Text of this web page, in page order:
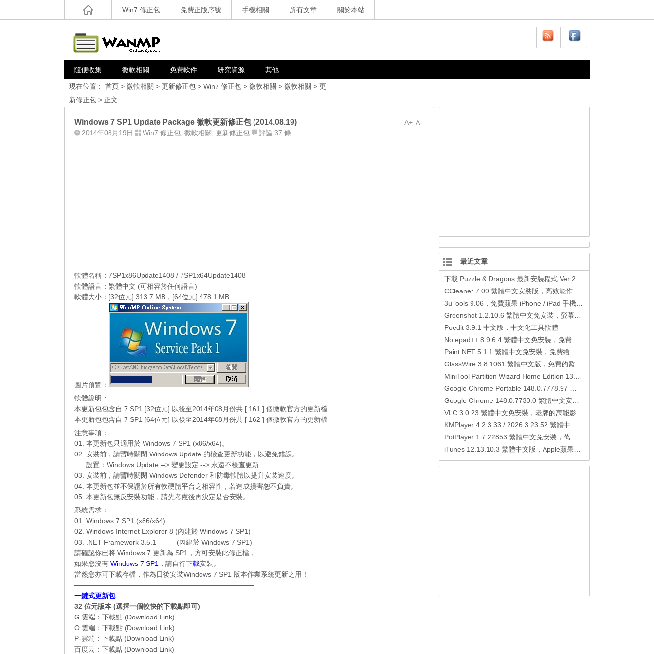
Win7 修正包 免費正版序號 手機相關 所有文章 關於本站
隨便收集 微軟相關 免費軟件 研究資源 其他
現在位置： 首頁 > 微軟相關 > 更新修正包 > Win7 修正包 > 微軟相關 > 微軟相關 > 更
新修正包 > 正文
A-
A+
Windows 7 SP1 Update Package 微軟更新修正包 (2014.08.19)
2014年08月19日 Win7 修正包 微軟相關 更新修正包 評論 37 條
軟體名稱：7SP1x86Update1408 / 7SP1x64Update1408
軟體語言：繁體中文 (可相容於任何語言)
軟體大小：[32位元] 313.7 MB，[64位元] 478.1 MB
圖片預覽：
軟體說明：
本更新包包含自 7 SP1 [32位元] 以後至2014年08月份共 [ 161 ] 個微軟官方的更新檔
本更新包包含自 7 SP1 [64位元] 以後至2014年08月份共 [ 162 ] 個微軟官方的更新檔
注意事項：
01. 本更新包只適用於 Windows 7 SP1 (x86/x64)。
02. 安裝前，請暫時關閉 Windows Update 的檢查更新功能，以避免錯誤。
設置：Windows Update --> 變更設定 --> 永遠不檢查更新
03. 安裝前，請暫時關閉 Windows Defender 和防毒軟體以提升安裝速度。
04. 本更新包並不保證於所有軟硬體平台之相容性，若造成損害恕不負責。
05. 本更新包無反安裝功能，請先考慮後再決定是否安裝。
系統需求：
01. Windows 7 SP1 (x86/x64)
02. Windows Internet Explorer 8 (內建於 Windows 7 SP1)
03. .NET Framework 3.5.1
(內建於 Windows 7 SP1)
請確認你已將 Windows 7 更新為 SP1，方可安裝此修正檔，
如果您沒有 Windows 7 SP1 ，請自行下載安裝。
當然您亦可下載存檔，作為日後安裝Windows 7 SP1 版本作業系統更新之用！
——————————————————————————-
一鍵式更新包
32 位元版本 (選擇一個較快的下載點即可)
G.雲端： 下載點 (Download Link)
O.雲端： 下載點 (Download Link)
P-雲端： 下載點 (Download Link)
百度云： 下載點 (Download Link)
最近文章
Poedit 3.9.1 中文版，中文化工具軟體